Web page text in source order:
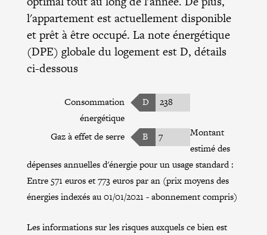
l'appartement est actuellement disponible
et prêt à être occupé. La note énergétique
(DPE) globale du logement est D, détails
ci-dessous
Consommation
énergétique
D 238
Gaz à effet de serre B 7
Montant
estimé des
dépenses annuelles d'énergie pour un usage standard :
Entre 571 euros et 773 euros par an (prix moyens des
énergies indexés au 01/01/2021 - abonnement compris)
Les informations sur les risques auxquels ce bien est